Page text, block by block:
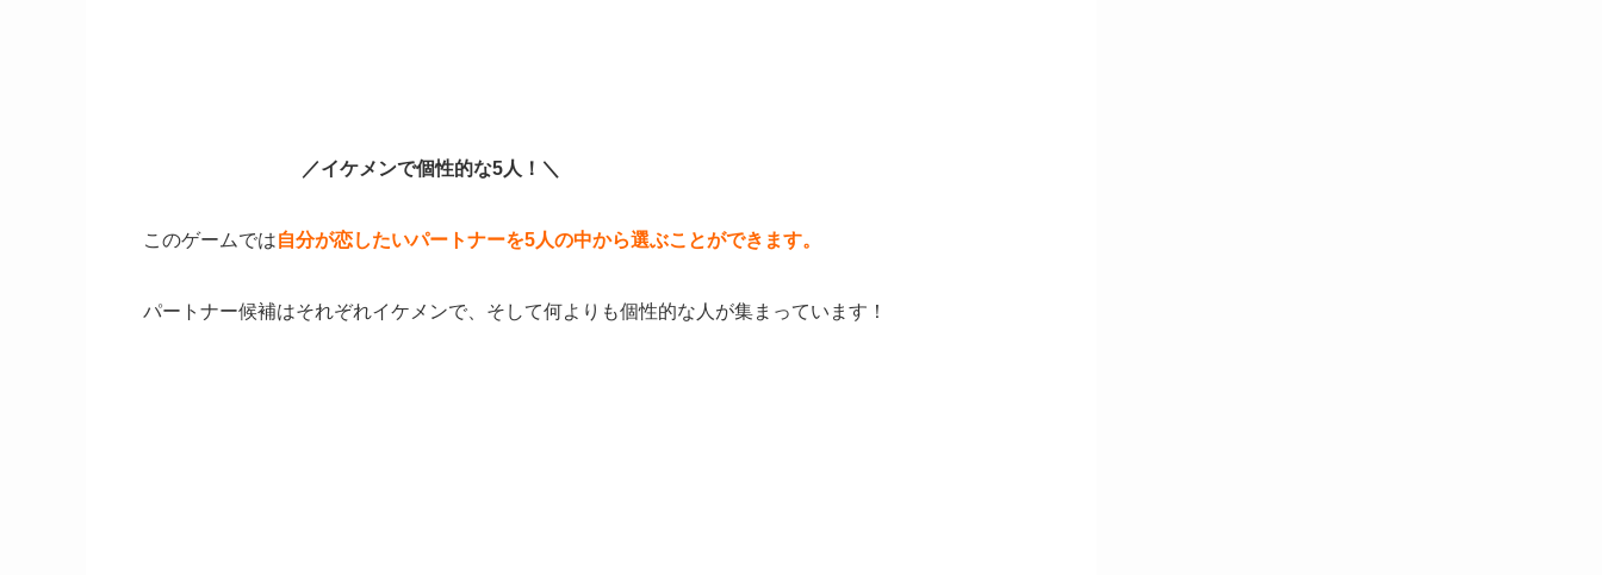
／イケメンで個性的な5人！＼
このゲームでは自分が恋したいパートナーを5人の中から選ぶことができます。
パートナー候補はそれぞれイケメンで、そして何よりも個性的な人が集まっています！